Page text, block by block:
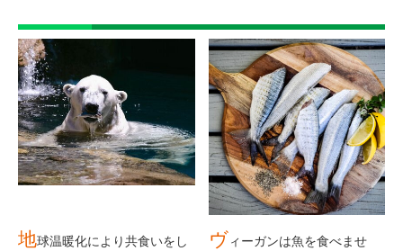
地球温暖化により共食いをし
ヴ ィーガンは魚を食べませ